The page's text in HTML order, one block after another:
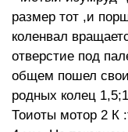
размер тот ,и
коленвал
отверстие под
общем пошел
родных колец
Тоиоты мотор 2 К